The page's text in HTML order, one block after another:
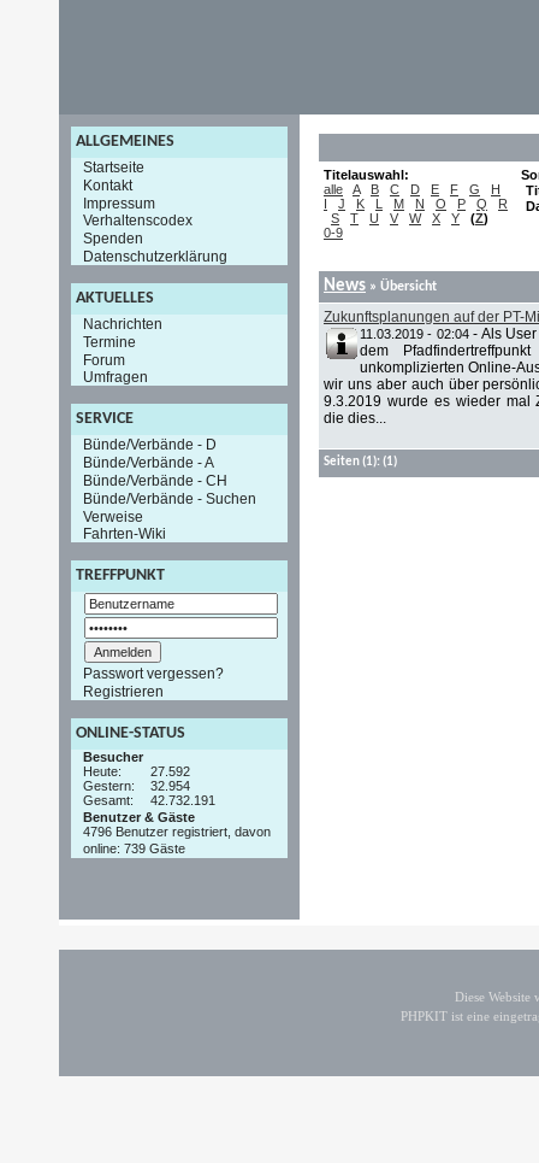
ALLGEMEINES
Startseite
Kontakt
Impressum
Verhaltenscodex
Spenden
Datenschutzerklärung
AKTUELLES
Nachrichten
Termine
Forum
Umfragen
SERVICE
Bünde/Verbände - D
Bünde/Verbände - A
Bünde/Verbände - CH
Bünde/Verbände - Suchen
Verweise
Fahrten-Wiki
TREFFPUNKT
Passwort vergessen?
Registrieren
ONLINE-STATUS
Besucher
Heute:
27.592
Gestern:
32.954
Gesamt:
42.732.191
Benutzer & Gäste
4796 Benutzer registriert, davon
online: 739 Gäste
Titelauswahl:
alle
A B C D E F G
H
I
J K L M N O P Q
R
S
T U V W X Y (Z)
0-9
News » Übersicht
Zukunftsplanungen auf der PT-
11.03.2019 - 02:04- Als
dem
unkomplizierten Online-
wir uns aber auch über
9.3.2019 wurde es wieder mal
die dies...
Seiten(1): (1)
Diese
PHPKIT ist eine